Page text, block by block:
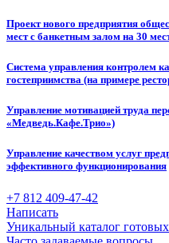
Проект нового предприятия
мест с банкетным залом на 30
Система управления контролем
гостеприимства (на примере
Управление мотивацией труда
«Медведь.Кафе.Трио»)
Управление качеством услуг
эффективного функционирования
+7 812 409-47-42
Написать
Уникальный каталог